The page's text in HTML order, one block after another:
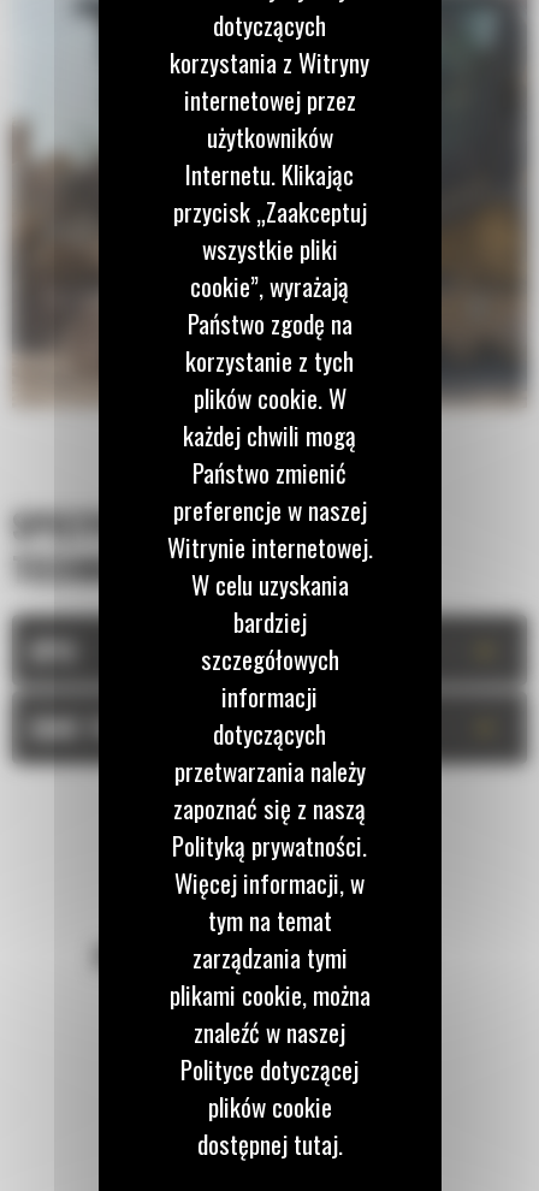
SPECYFIKACJA
TECHNICZNA
OPIS
DANE TECHNICZNE
POZOSTAŃMY W KONTAKCIE
Zadzwoń do nas
122 100 122
dotyczących
korzystania z Witryny
internetowej przez
użytkowników
Internetu. Klikając
przycisk „Zaakceptuj
wszystkie pliki
cookie”, wyrażają
Państwo zgodę na
korzystanie z tych
plików cookie. W
każdej chwili mogą
Państwo zmienić
preferencje w naszej
Witrynie internetowej.
W celu uzyskania
bardziej
szczegółowych
informacji
dotyczących
przetwarzania należy
zapoznać się z naszą
Polityką prywatności.
Więcej informacji, w
tym na temat
zarządzania tymi
plikami cookie, można
znaleźć w naszej
Polityce dotyczącej
plików cookie
dostępnej tutaj.